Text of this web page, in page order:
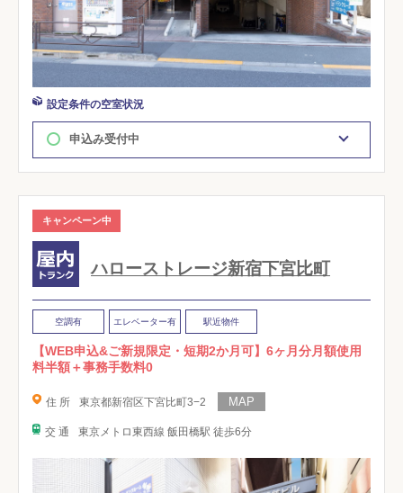
設定条件の空室状況
申込み受付中
キャンペーン中
ハローストレージ新宿下宮比町
空調有 エレベーター有 駅近物件
【WEB申込&ご新規限定・短期2か月可】6ヶ月分月額使用
料半額＋事務手数料0
住 所 東京都新宿区下宮比町3−2
交 通 東京メトロ東西線 飯田橋駅 徒歩6分